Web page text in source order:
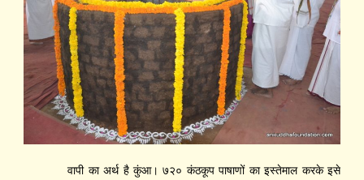
वापी का अर्थ है कुंआ। ७२० कंठकूप पाषाणों का इस्तेमाल करके इसे